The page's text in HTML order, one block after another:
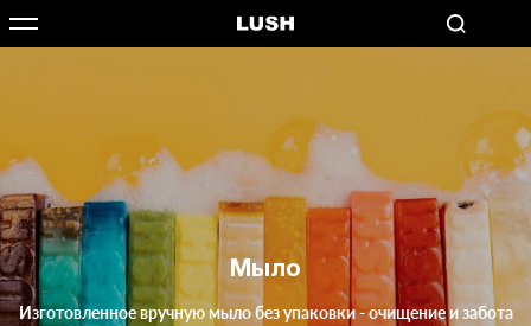
Мыло
Изготовленное вручную мыло без упаковки - очищение и забота